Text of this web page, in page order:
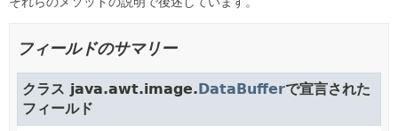
フィールドのサマリー
クラス java.awt.image.DataBufferで宣言された
フィールド